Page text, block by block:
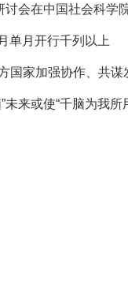
讨会在中国社会科学
单月开行千列以上
国家加强协作、共谋
未来或使“千脑为我所